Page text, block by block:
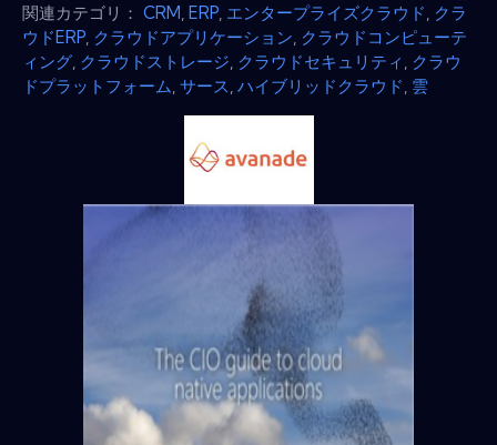
関連カテゴリ： CRM ERP エンタープライズクラウド クラ
ウドERP クラウドアプリケーション クラウドコンピューテ
ィング クラウドストレージ クラウドセキュリティ
クラウ
ドプラットフォーム サース ハイブリッドクラウド 雲